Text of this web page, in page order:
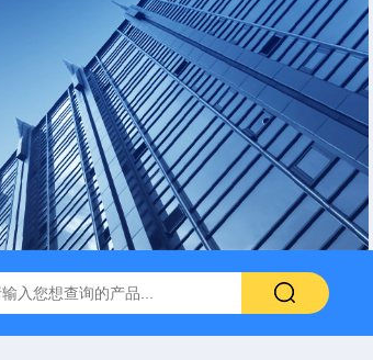
B-5/10/30/60/100质谱专用氮气发生器 德国